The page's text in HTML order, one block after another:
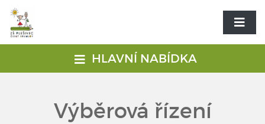
HLAVNÍ NABÍDKA
Výběrová řízení